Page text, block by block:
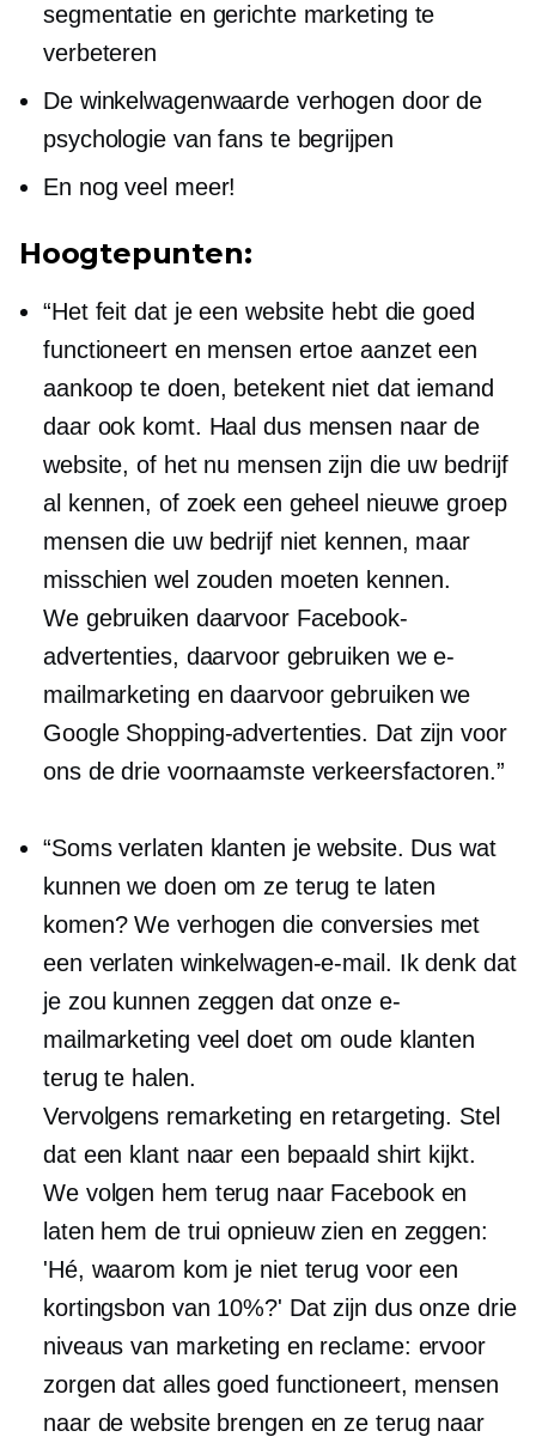
segmentatie en gerichte marketing te
verbeteren
De winkelwagenwaarde verhogen door de
psychologie van fans te begrijpen
En nog veel meer!
Hoogtepunten:
“Het feit dat je een website hebt die goed
functioneert en mensen ertoe aanzet een
aankoop te doen, betekent niet dat iemand
daar ook komt. Haal dus mensen naar de
website, of het nu mensen zijn die uw bedrijf
al kennen, of zoek een geheel nieuwe groep
mensen die uw bedrijf niet kennen, maar
misschien wel zouden moeten kennen.
We gebruiken daarvoor Facebook-
advertenties, daarvoor gebruiken we e-
mailmarketing en daarvoor gebruiken we
Google Shopping-advertenties. Dat zijn voor
ons de drie voornaamste verkeersfactoren.”
“Soms verlaten klanten je website. Dus wat
kunnen we doen om ze terug te laten
komen? We verhogen die conversies met
een verlaten winkelwagen-e-mail. Ik denk dat
je zou kunnen zeggen dat onze e-
mailmarketing veel doet om oude klanten
terug te halen.
Vervolgens remarketing en retargeting. Stel
dat een klant naar een bepaald shirt kijkt.
We volgen hem terug naar Facebook en
laten hem de trui opnieuw zien en zeggen:
'Hé, waarom kom je niet terug voor een
kortingsbon van 10%?' Dat zijn dus onze drie
niveaus van marketing en reclame: ervoor
zorgen dat alles goed functioneert, mensen
naar de website brengen en ze terug naar